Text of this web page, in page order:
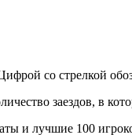
со стрелкой
заездов, в
и лучшие 100